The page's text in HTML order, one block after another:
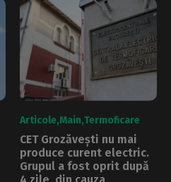
Articole Main Termoficare
CET Grozăvești nu mai
produce curent electric.
Grupul a fost oprit după